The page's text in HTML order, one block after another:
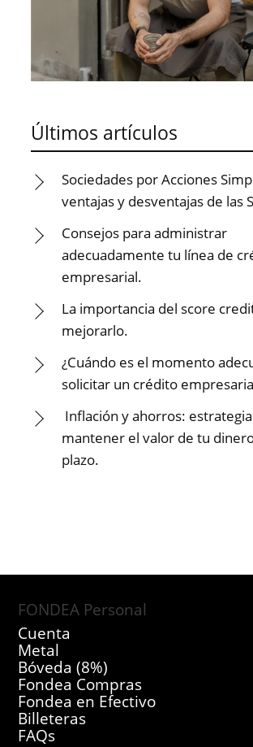
Últimos artículos
Sociedades por Acciones
ventajas y desventajas de las
Consejos para administrar
adecuadamente tu línea de
empresarial.
La importancia del score
mejorarlo.
¿Cuándo es el momento
solicitar un crédito
Inflación y ahorros:
mantener el valor de tu
plazo.
FONDEA Personal
Cuenta
Metal
Bóveda (8%)
Fondea Compras
Fondea en Efectivo
Billeteras
FAQs